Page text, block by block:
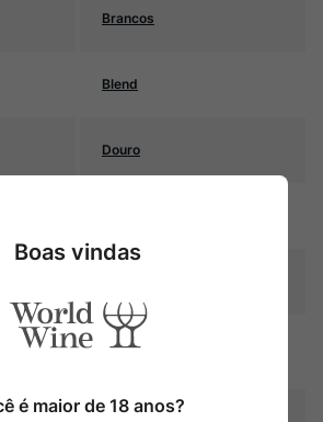
Brancos
Blend
Douro
12,5%
10 meses em barricas sem
Boas vindas
é maior de 18 anos?